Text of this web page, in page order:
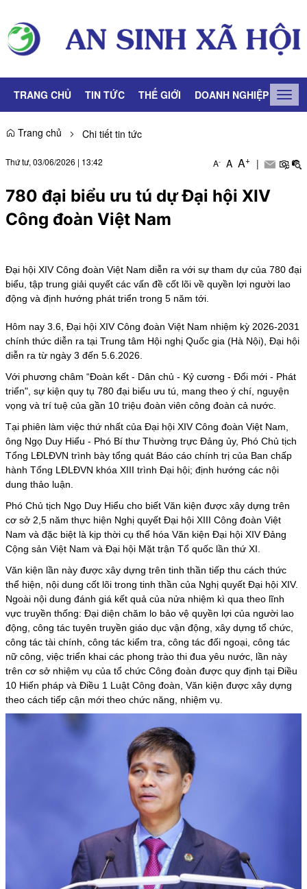
TRANG CHỦ TIN TỨC THẾ GIỚI DOANH NGHIỆP LAO
Trang chủ
Chi tiết tin tức
Thứ tư, 03/06/2026 | 13:42 A- A A+ |
780 đại biểu ưu tú dự Đại hội XIV
Công đoàn Việt Nam
Đại hội XIV Công đoàn Việt Nam diễn ra với sự tham dự của 780 đại
biểu, tập trung giải quyết các vấn đề cốt lõi về quyền lợi người lao
động và định hướng phát triển trong 5 năm tới.
Hôm nay 3.6, Đại hội XIV Công đoàn Việt Nam nhiệm kỳ 2026-2031
chính thức diễn ra tại Trung tâm Hội nghị Quốc gia (Hà Nội), Đại hội
diễn ra từ ngày 3 đến 5.6.2026.
Với phương châm “Đoàn kết - Dân chủ - Kỷ cương - Đổi mới - Phát
triển", sự kiện quy tụ 780 đại biểu ưu tú, mang theo ý chí, nguyện
vọng và trí tuệ của gần 10 triệu đoàn viên công đoàn cả nước.
Tại phiên làm việc thứ nhất của Đại hội XIV Công đoàn Việt Nam,
ông Ngọ Duy Hiểu - Phó Bí thư Thường trực Đảng ủy, Phó Chủ tịch
Tổng LĐLĐVN trình bày tổng quát Báo cáo chính trị của Ban chấp
hành Tổng LĐLĐVN khóa XIII trình Đại hội; định hướng các nội
dung thảo luận.
Phó Chủ tịch Ngọ Duy Hiểu cho biết Văn kiện được xây dựng trên
cơ sở 2,5 năm thực hiện Nghị quyết Đại hội XIII Công đoàn Việt
Nam và đặc biệt là kịp thời cụ thể hóa Văn kiện Đại hội XIV Đảng
Cộng sản Việt Nam và Đại hội Mặt trận Tổ quốc lần thứ XI.
Văn kiện lần này được xây dựng trên tinh thần tiếp thu cách thức
thể hiện, nội dung cốt lõi trong tinh thần của Nghị quyết Đại hội XIV.
Ngoài nội dung đánh giá kết quả của nửa nhiệm kì qua theo lĩnh
vực truyền thống: Đại diện chăm lo bảo vệ quyền lợi của người lao
động, công tác tuyên truyền giáo dục vận động, xây dựng tổ chức,
công tác tài chính, công tác kiểm tra, công tác đối ngoại, công tác
nữ công , việc triển khai các phong trào thi đua yêu nước, lần này
trên cơ sở nhiệm vụ của tổ chức Công đoàn được quy định tại Điều
10 Hiến pháp và Điều 1 Luật Công đoàn, Văn kiện được xây dựng
theo cách tiếp cận mới theo chức năng, nhiệm vụ.